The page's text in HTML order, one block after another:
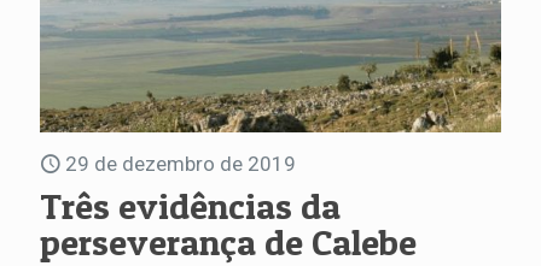
29 de dezembro de 2019
Três evidências da
perseverança de Calebe